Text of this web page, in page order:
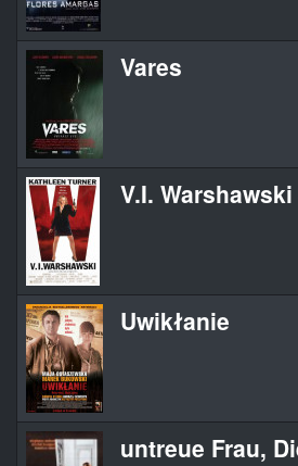
Vares
V.I.
Uwikłanie
untreue Frau,